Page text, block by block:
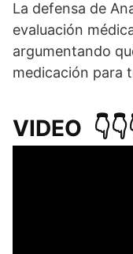
La defensa de
evaluación
argumentando
medicación para
VIDEO 👇👇